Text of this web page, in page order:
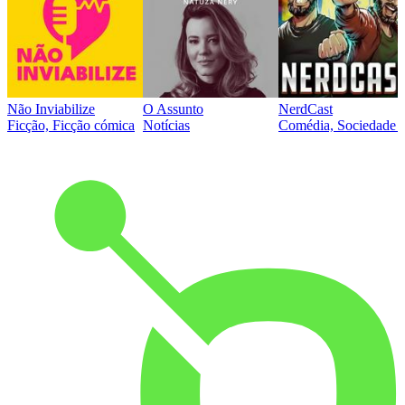
Não Inviabilize
Ficção, Ficção cómica
O Assunto
Notícias
NerdCast
Comédia, Sociedade